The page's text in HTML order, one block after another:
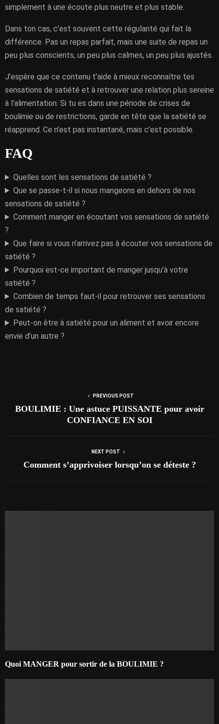
simplement à une écoute plus neutre et plus stable.
Dans ton cas, c’est souvent cette régularité qui fait la
différence. Pas un repas parfait, mais une suite de repas un
peu plus conscients, un peu plus calmes, un peu plus ajustés.
J’espère que ce contenu t’aide à mieux reconnaître tes
sensations de satiété et à retrouver une relation plus sereine
à l’alimentation. Si tu es dans une période de crises de
boulimie ou de restrictions, garde en tête que la satiété se
réapprend. Ce n’est pas instantané, mais c’est possible.
FAQ
Quelles sont les sensations de satiété ?
Que se passe-t-il si nous mangeons en dehors de nos
sensations de satiété ?
Comment manger en écoutant vos sensations de satiété
?
Que faire si vous n’arrivez pas à écouter vos sensations de
satiété ?
Pourquoi est-ce important de manger jusqu’à votre
satiété ?
Combien de temps faut-il pour retrouver ses sensations
de satiété ?
Peut-on être à satiété pour un aliment et avoir encore
envie d’un autre ?
PREVIOUS POST
BOULIMIE : Une astuce PUISSANTE pour avoir
CONFIANCE EN SOI
NEXT POST
Comment s’apprivoiser lorsqu’on se déteste ?
Quoi MANGER pour sortir de la BOULIMIE ?